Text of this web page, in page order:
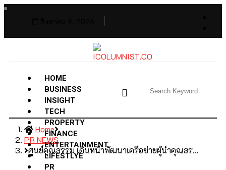
HOME
BUSINESS
INSIGHT
TECH
PROPERTY
FINANCE
ENTERTAINMENT
LIFESTLYE
PR
Home
PR NEWS
ศูนย์คุณธรรม เดินหน้าพัฒนาเครือข่ายผู้นำคุณธร…